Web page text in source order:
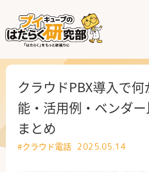
はたらく部署
はたらく課題
はたらく製品・サービス
クラウドPBX導入で
能・活用例・ベンダ
まとめ
#クラウド電話 2025.05.14